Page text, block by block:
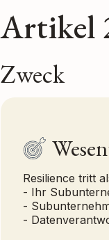
Artikel
Zweck
Resilience tritt
- Ihr
-
-